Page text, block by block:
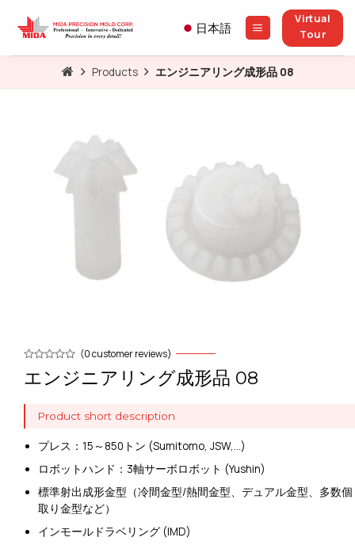
日本語
Virtual
Tour
Products エンジニアリング成形品 08
(0customer reviews)
エンジニアリング成形品 08
Product short description
プレス：15～850トン (Sumitomo, JSW,…)
ロボットハンド：3軸サーボロボット (Yushin)
標準射出成形金型（冷間金型/熱間金型、デュアル金型、多数個
取り金型など）
インモールドラベリング (IMD)